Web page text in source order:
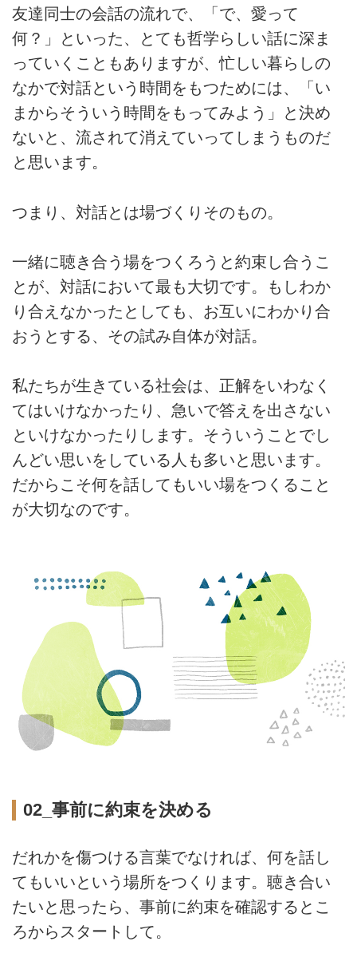
友達同士の会話の流れで、「で、愛って
何？」といった、とても哲学らしい話に深ま
っていくこともありますが、忙しい暮らしの
なかで対話という時間をもつためには、「い
まからそういう時間をもってみよう」と決め
ないと、流されて消えていってしまうものだ
と思います。
つまり、対話とは場づくりそのもの。
一緒に聴き合う場をつくろうと約束し合うこ
とが、対話において最も大切です。もしわか
り合えなかったとしても、お互いにわかり合
おうとする、その試み自体が対話。
私たちが生きている社会は、正解をいわなく
てはいけなかったり、急いで答えを出さない
といけなかったりします。そういうことでし
んどい思いをしている人も多いと思います。
だからこそ何を話してもいい場をつくること
が大切なのです。
02_事前に約束を決める
だれかを傷つける言葉でなければ、何を話し
てもいいという場所をつくります。聴き合い
たいと思ったら、事前に約束を確認するとこ
ろからスタートして。